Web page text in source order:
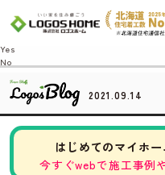
2021.09.14
はじめてのマイホ
今すぐwebで施工事例
Cookie を使用して、お客様の活動
プライバシーを極めて重視してい
は、当社のプライバ
Yes
No